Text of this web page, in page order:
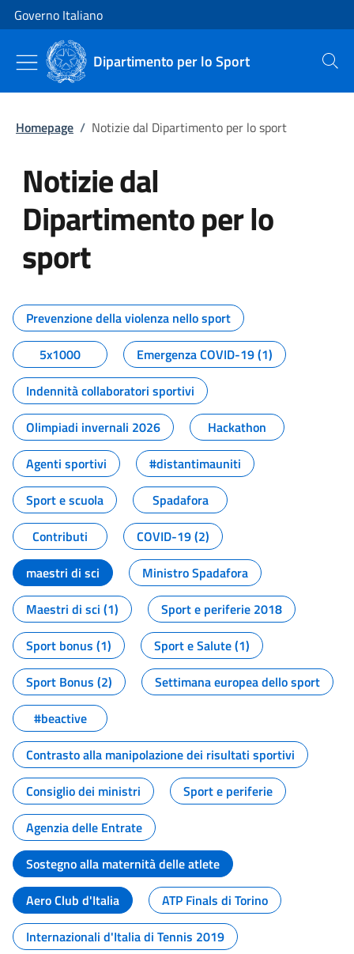
Vai al contenuto
Vai alla navigazione del sito
Governo Italiano
Dipartimento per lo Sport Cerca
Homepage / Notizie dal Dipartimento per lo sport
Notizie dal
Dipartimento per lo
sport
Tutti i contenuti della pagina
Prevenzione della violenza nello sport
5x1000
Emergenza COVID-19 (1)
Indennità collaboratori sportivi
Olimpiadi invernali 2026
Hackathon
Agenti sportivi
#distantimauniti
Sport e scuola
Spadafora
Contributi
COVID-19 (2)
maestri di sci
Ministro Spadafora
Maestri di sci (1)
Sport e periferie 2018
Sport bonus (1)
Sport e Salute (1)
Sport Bonus (2)
Settimana europea dello sport
#beactive
Contrasto alla manipolazione dei risultati sportivi
Consiglio dei ministri
Sport e periferie
Agenzia delle Entrate
Sostegno alla maternità delle atlete
Aero Club d'Italia
ATP Finals di Torino
Internazionali d'Italia di Tennis 2019